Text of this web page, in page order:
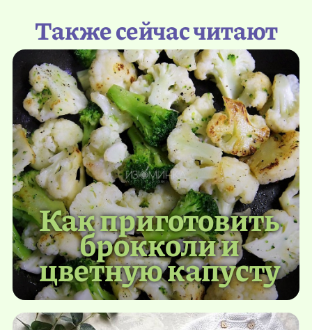
Также сейчас читают
Как приготовить
брокколи и
цветную капусту